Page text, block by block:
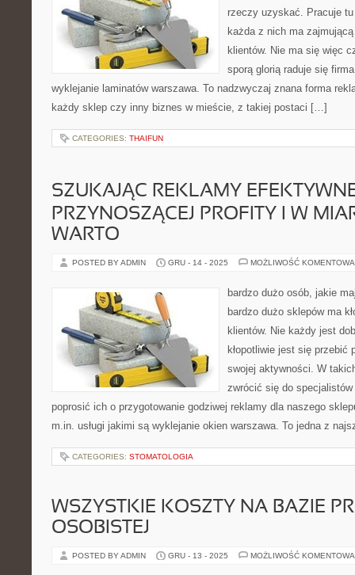
rzeczy uzyskać. Pracuje
każda z nich ma
klientów. Nie ma się więc
sporą glorią raduje się
wyklejanie laminatów warszawa. To nadzwyczaj znana forma
każdy sklep czy inny biznes w mieście, z takiej postaci […]
CATEGORIES: THAIFUN
SZUKAJĄC REKLAMY
PRZYNOSZĄCEJ PROFITY I W
WARTO
POSTED BY ADMIN GRU - 14 - 2025 MOŻLIWOŚĆ
bardzo dużo osób, jakie
bardzo dużo sklepów ma
klientów. Nie każdy jest
kłopotliwie jest się przebić
swojej aktywności. W
zwrócić się do
poprosić ich o przygotowanie godziwej reklamy dla naszego
m.in. usługi jakimi są wyklejanie okien warszawa. To jedna z
CATEGORIES: STOMATOLOGIA
WSZYSTKIE KOSZTY NA BAZIE
OSOBISTEJ
POSTED BY ADMIN GRU - 13 - 2025 MOŻLIWOŚĆ